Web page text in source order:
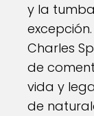
y la
Charles
de
vida y
de